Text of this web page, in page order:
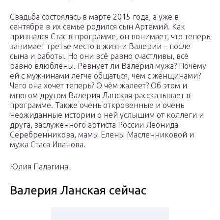
Свадьба состоялась в марте 2015 года, а уже в
сентябре в их семье родился сын Артемий. Как
признался Стас в программе, он понимает, что теперь
занимает третье место в жизни Валерии – после
сына и работы. Но они всё равно счастливы, всё
равно влюблены. Ревнует ли Валерия мужа? Почему
ей с мужчинами легче общаться, чем с женщинами?
Чего она хочет теперь? О чём жалеет? Об этом и
многом другом Валерия Ланская рассказывает в
программе. Также очень откровенные и очень
неожиданные истории о ней услышим от коллеги и
друга, заслуженного артиста России Леонида
Серебренникова, мамы Елены Масленниковой и
мужа Стаса Иванова.
Юлия Палагина
Валерия Ланская сейчас